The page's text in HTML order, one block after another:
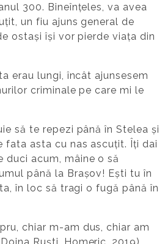
300. Bineînțeles, va avea
un fiu ajuns general de
ostași își vor pierde viața din
erau lungi, încât ajunsesem
criminale pe care mi le
să te repezi până în Stelea și
fata asta cu nas ascuțit. Îți dai
duci acum, mâine o să
până la Brașov! Ești tu în
în loc să tragi o fugă până în
chiar m-am dus, chiar am